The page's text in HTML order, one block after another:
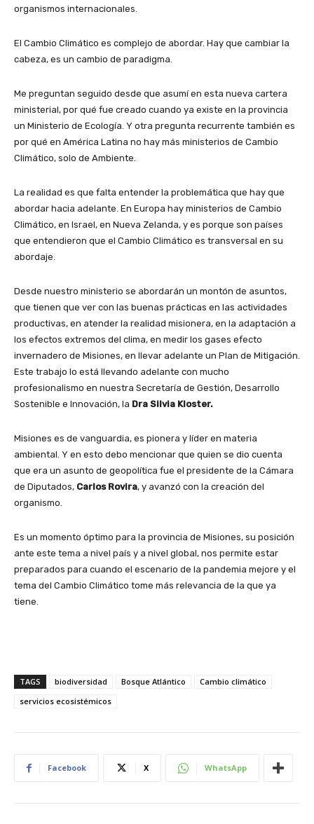
organismos internacionales.
El Cambio Climático es complejo de abordar. Hay que cambiar la
cabeza, es un cambio de paradigma.
Me preguntan seguido desde que asumí en esta nueva cartera
ministerial, por qué fue creado cuando ya existe en la provincia
un Ministerio de Ecología. Y otra pregunta recurrente también es
por qué en América Latina no hay más ministerios de Cambio
Climático, solo de Ambiente.
La realidad es que falta entender la problemática que hay que
abordar hacia adelante. En Europa hay ministerios de Cambio
Climático, en Israel, en Nueva Zelanda, y es porque son países
que entendieron que el Cambio Climático es transversal en su
abordaje.
Desde nuestro ministerio se abordarán un montón de asuntos,
que tienen que ver con las buenas prácticas en las actividades
productivas, en atender la realidad misionera, en la adaptación a
los efectos extremos del clima, en medir los gases efecto
invernadero de Misiones, en llevar adelante un Plan de Mitigación.
Este trabajo lo está llevando adelante con mucho
profesionalismo en nuestra Secretaría de Gestión, Desarrollo
Sostenible e Innovación, la Dra Silvia Kloster.
Misiones es de vanguardia, es pionera y líder en materia
ambiental. Y en esto debo mencionar que quien se dio cuenta
que era un asunto de geopolítica fue el presidente de la Cámara
de Diputados, Carlos Rovira, y avanzó con la creación del
organismo.
Es un momento óptimo para la provincia de Misiones, su posición
ante este tema a nivel país y a nivel global, nos permite estar
preparados para cuando el escenario de la pandemia mejore y el
tema del Cambio Climático tome más relevancia de la que ya
tiene.
TAGS biodiversidad Bosque Atlántico
Cambio climático
servicios ecosistémicos
Facebook X WhatsApp